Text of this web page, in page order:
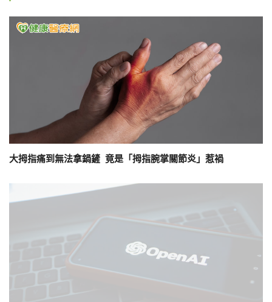
大拇指痛到無法拿鍋鏟 竟是「拇指腕掌關節炎」惹禍